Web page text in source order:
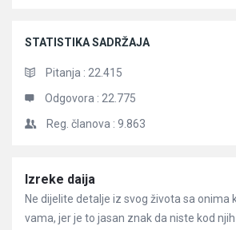
STATISTIKA SADRŽAJA
Pitanja : 22.415
Odgovora : 22.775
Reg. članova : 9.863
Članci
Izreke daija
Ne dijelite detalje iz svog života sa onima
vama, jer je to jasan znak da niste kod